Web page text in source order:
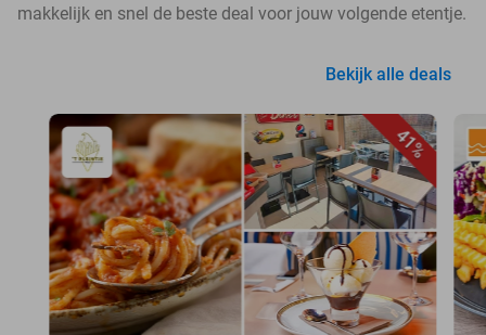
makkelijk en snel de beste deal voor jouw volgende etentje.
Bekijk alle deals
41%